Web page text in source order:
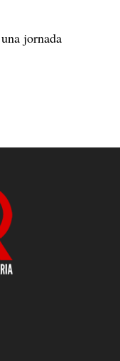
jornada